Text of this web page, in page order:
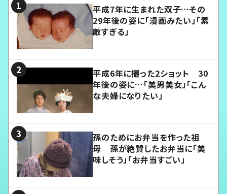
平成7年に生まれた双子…その
29年後の姿に「漫画みたい」「素
敵すぎる」
平成6年に撮った2ショット 30
年後の姿に…「美男美女」「こん
な夫婦になりたい」
孫のためにお弁当を作った祖
母 孫が絶賛したお弁当に「美
味しそう」「お弁当すごい」